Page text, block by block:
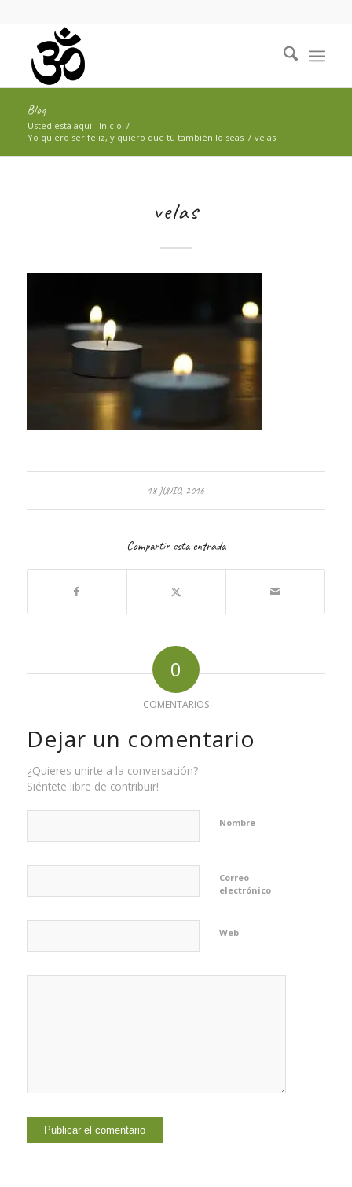
Blog
Usted está aquí: Inicio /
Yo quiero ser feliz, y quiero que tú también lo seas / velas
velas
18 JUNIO, 2016
Compartir esta entrada
0
COMENTARIOS
Dejar un comentario
¿Quieres unirte a la conversación?
Siéntete libre de contribuir!
Nombre
Correo
electrónico
Web